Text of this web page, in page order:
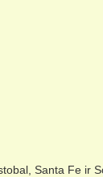
Santa Fe ir